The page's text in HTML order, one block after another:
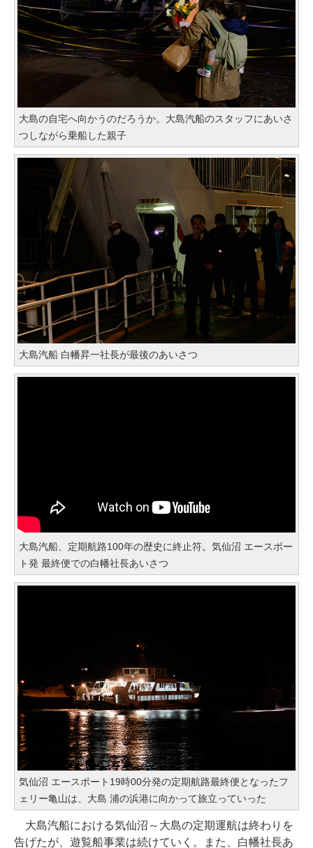
大島の自宅へ向かうのだろうか。大島汽船のスタッフにあいさ
つしながら乗船した親子
大島汽船 白幡昇一社長が最後のあいさつ
大島汽船、定期航路100年の歴史に終止符。気仙沼 エースポー
ト発 最終便での白幡社長あいさつ
気仙沼 エースポート19時00分発の定期航路最終便となったフ
ェリー亀山は、大島 浦の浜港に向かって旅立っていった
大島汽船における気仙沼～大島の定期運航は終わりを
告げたが、遊覧船事業は続けていく。また、白幡社長あ